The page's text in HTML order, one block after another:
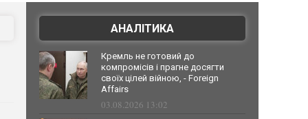
АНАЛІТИКА
Кремль не готовий до
компромісів і прагне досягти
своїх цілей війною, - Foreign
Affairs
03.08.2026 13:02